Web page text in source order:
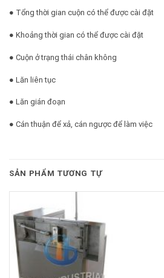
● Tổng thời gian cuộn có thể được cài đặt
● Khoảng thời gian có thể được cài đặt
● Cuộn ở trạng thái chân không
● Lăn liên tục
● Lăn gián đoạn
● Cán thuận để xả, cán ngược để làm việc
SẢN PHẨM TƯƠNG TỰ